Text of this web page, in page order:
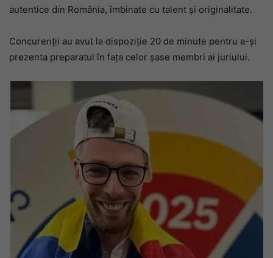
autentice din România, îmbinate cu talent și originalitate.
Concurenții au avut la dispoziție 20 de minute pentru a-și
prezenta preparatul în fața celor șase membri ai juriului.